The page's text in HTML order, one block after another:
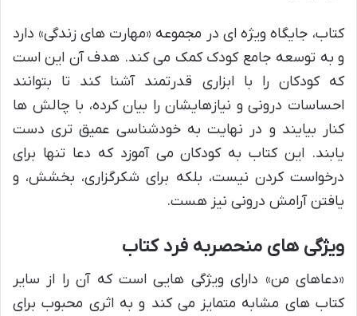
کتاب، جایگاه ویژه ای در مجموعه «مهارت های زندگی» دارد
و به توسعه جامع کودک کمک می کند. هدف آن این است
که کودکان را با ابزاری قدرتمند آشنا کند تا بتوانند
احساسات درونی و نیازهایشان را بیان کرده، با چالش ها
کنار بیایند و در نهایت به خودشناسی عمیق تری دست
یابند. این کتاب به کودکان می آموزد که دعا تنها برای
درخواست کردن نیست، بلکه برای شکرگزاری، بخشش، و
یافتن آرامش درونی نیز هست.
ویژگی های منحصربه فرد کتاب
«دعاهای من» دارای ویژگی هایی است که آن را از سایر
کتاب های مشابه متمایز می کند و به اثری محبوب برای